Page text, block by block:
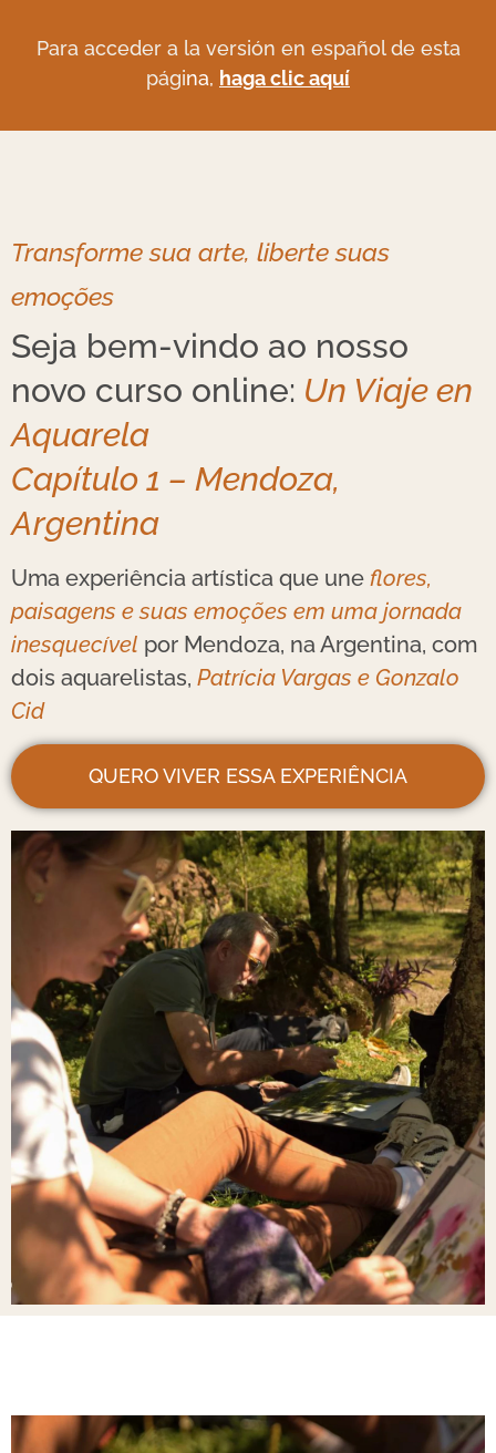
Para acceder a la versión en español de esta
página, haga clic aquí
Transforme sua arte, liberte suas
emoções
Seja bem-vindo ao nosso
novo curso online: Un Viaje en
Aquarela
Capítulo 1 – Mendoza,
Argentina
Uma experiência artística que une flores,
paisagens e suas emoções em uma jornada
inesquecível por Mendoza, na Argentina, com
dois aquarelistas, Patrícia Vargas e Gonzalo
Cid
QUERO VIVER ESSA EXPERIÊNCIA